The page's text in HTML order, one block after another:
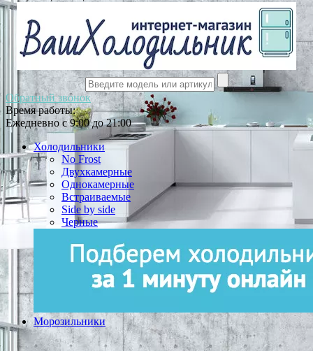
Обратный звонок
Время работы:
Ежедневно с 9:00 до 21:00
Холодильники
No Frost
Двухкамерные
Однокамерные
Встраиваемые
Side by side
Черные
Морозильники